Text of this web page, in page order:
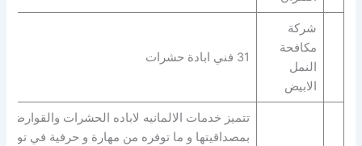
شركة
مكافحة
النمل
الابيض
31 فني ابادة حشرات
بمصداقيتها و ما توفره من مهارة و حرفية في توفير